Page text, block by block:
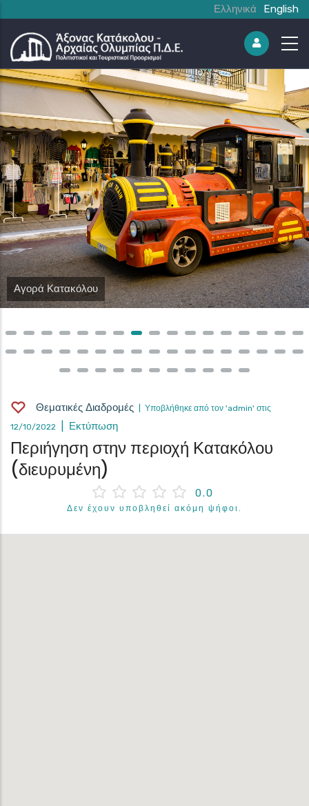
Ελληνικά English
Αγορά Κατακόλου
Θεματικές Διαδρομές
| Υποβλήθηκε από τον 'admin' στις
12/10/2022
| Εκτύπωση
Περιήγηση στην περιοχή Κατακόλου
(διευρυμένη)
0.0
Δεν έχουν υποβληθεί ακόμη ψήφοι.